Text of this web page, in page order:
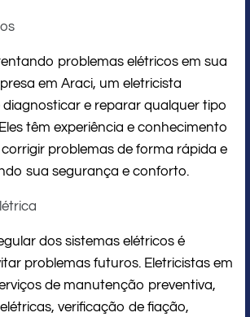
problemas elétricos em sua
em Araci, um eletricista
diagnosticar e reparar qualquer tipo
têm experiência e conhecimento
problemas de forma rápida e
sua segurança e conforto.
dos sistemas elétricos é
problemas futuros. Eletricistas em
de manutenção preventiva,
verificação de fiação,